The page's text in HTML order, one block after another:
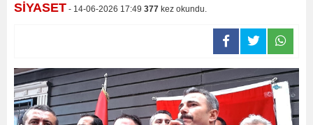
SİYASET - 14-06-2026 17:49 377 kez okundu.